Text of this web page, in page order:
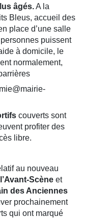
âgés.A la
Bleus, accueil des
place d’une salle
puissent
à domicile, le
normalement,
couverts sont
profiter des
libre.
au nouveau
Scène et
des Anciennes
prochainement
qui ont marqué